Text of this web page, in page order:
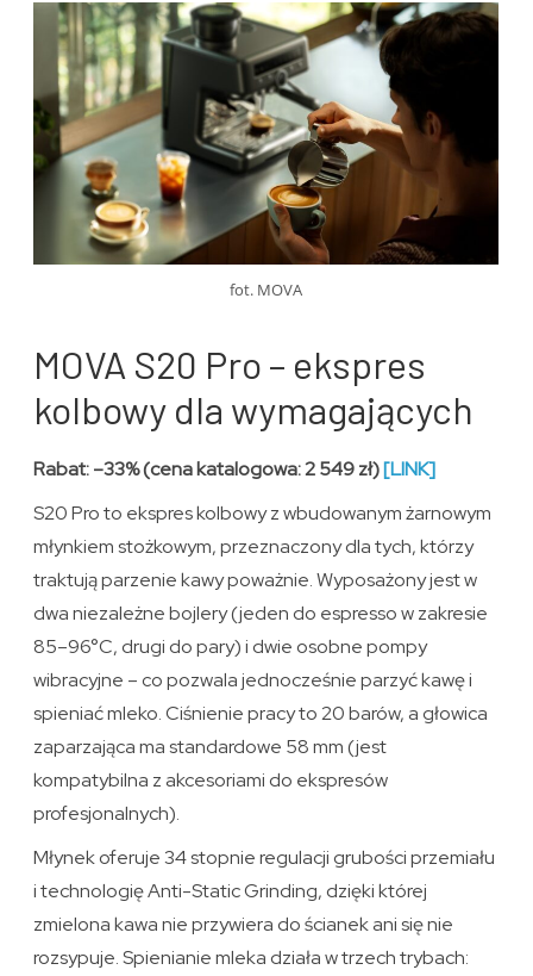
fot. MOVA
MOVA S20 Pro – ekspres
kolbowy dla wymagających
Rabat: –33% (cena katalogowa: 2 549 zł)[LINK]
S20 Pro to ekspres kolbowy z wbudowanym żarnowym
młynkiem stożkowym, przeznaczony dla tych, którzy
traktują parzenie kawy poważnie. Wyposażony jest w
dwa niezależne bojlery (jeden do espresso w zakresie
85–96°C, drugi do pary) i dwie osobne pompy
wibracyjne – co pozwala jednocześnie parzyć kawę i
spieniać mleko. Ciśnienie pracy to 20 barów, a głowica
zaparzająca ma standardowe 58 mm (jest
kompatybilna z akcesoriami do ekspresów
profesjonalnych).
Młynek oferuje 34 stopnie regulacji grubości przemiału
i technologię Anti-Static Grinding, dzięki której
zmielona kawa nie przywiera do ścianek ani się nie
rozsypuje. Spienianie mleka działa w trzech trybach: